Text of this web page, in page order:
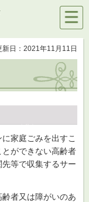
メニ
ュー
新日：2021年11月11日
家庭ごみを出すこ
ができない高齢者
等で収集するサー
者又は障がいのあ